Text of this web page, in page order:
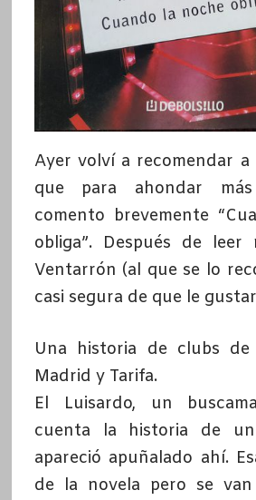
Ayer volví a recomendar
que para ahondar
comento brevemente
obliga”. Después de leer
Ventarrón (al que se lo
casi segura de que le
Una historia de clubs
Madrid y Tarifa.
El Luisardo, un
cuenta la historia de
apareció apuñalado ahí.
de la novela pero se